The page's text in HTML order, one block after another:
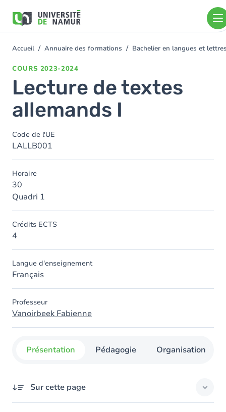
contenu
You
Accueil Annuaire des formations Bachelier en langues et
COURS 2023-2024
Lecture de textes
allemands I
Code de l'UE
LALLB001
Horaire
30
Quadri 1
Crédits ECTS
4
Langue d'enseignement
Français
Professeur
Vanoirbeek Fabienne
Présentation Pédagogie Organisation
Sur cette page